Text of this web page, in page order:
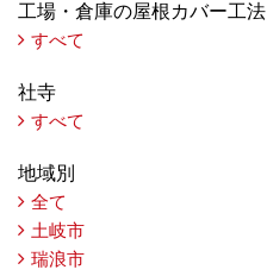
工場・倉庫の屋根カバー工法
すべて
社寺
すべて
地域別
全て
土岐市
瑞浪市